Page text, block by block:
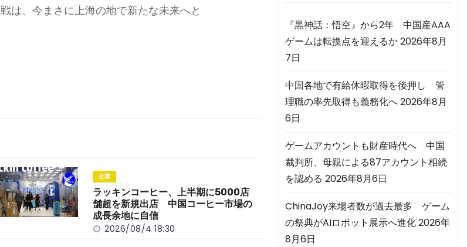
は、今まさに上海の地で新たな未来へと
企業
ラッキンコーヒー、上半期に5000店
舗超を新規出店 中国コーヒー市場の
成長余地に自信
2026/08/4 18:30
『黒神話：悟空』から2年 中国産AAA
ゲームは転換点を迎えるか2026年8月
7日
中国各地で有給休暇取得を後押し 管
理職の率先取得も義務化へ2026年8月
6日
ゲームアカウントも財産時代へ 中国
裁判所、母親による87アカウント相続
を認める 2026年8月6日
ChinaJoy来場者数が過去最多 ゲーム
の祭典がAIロボット展示へ進化2026年
8月6日